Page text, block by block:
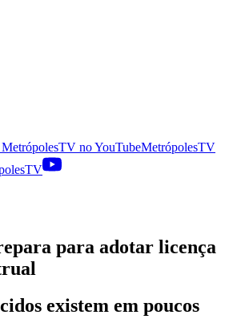
MetrópolesTV noYouTubeMetrópolesTV
para adotar licença
existem em poucos